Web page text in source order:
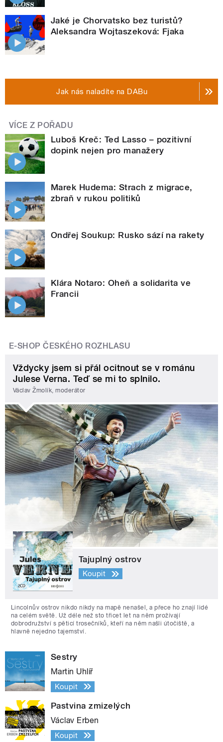
Jaké je Chorvatsko bez turistů?
Aleksandra Wojtaszeková: Fjaka
Jak nás naladíte na DABu
VÍCE Z POŘADU
Luboš Kreč: Ted Lasso – pozitivní
dopink nejen pro manažery
Marek Hudema: Strach z migrace,
zbraň v rukou politiků
Ondřej Soukup: Rusko sází na rakety
Klára Notaro: Oheň a solidarita ve
Francii
E-SHOP ČESKÉHO ROZHLASU
Vždycky jsem si přál ocitnout se v románu
Julese Verna. Teď se mi to splnilo.
Václav Žmolík, moderátor
Tajuplný ostrov
Koupit
Lincolnův ostrov nikdo nikdy na mapě nenašel, a přece ho znají lidé
na celém světě. Už déle než sto třicet let na něm prožívají
dobrodružství s pěticí trosečníků, kteří na něm našli útočiště, a
hlavně nejedno tajemství.
Sestry
Martin Uhlíř
Koupit
Pastvina zmizelých
Václav Erben
Koupit